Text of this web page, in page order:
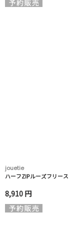
jouetie
ハーフZIPルーズフリー
8,910 円